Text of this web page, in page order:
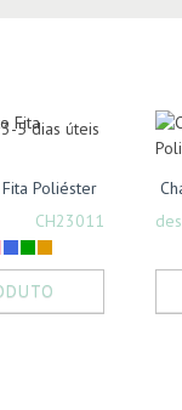
Poliéster
CH23011